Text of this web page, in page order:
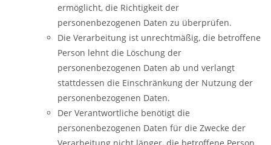
ermöglicht, die Richtigkeit der
personenbezogenen Daten zu überprüfen.
Die Verarbeitung ist unrechtmäßig, die betroffene
Person lehnt die Löschung der
personenbezogenen Daten ab und verlangt
stattdessen die Einschränkung der Nutzung der
personenbezogenen Daten.
Der Verantwortliche benötigt die
personenbezogenen Daten für die Zwecke der